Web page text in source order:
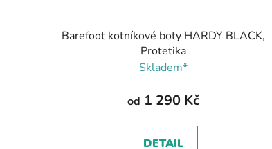
Barefoot kotníkové boty HARDY BLACK,
Protetika
Skladem*
od 1 290 Kč
DETAIL